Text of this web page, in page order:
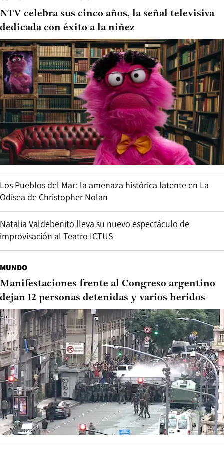
NTV celebra sus cinco años, la señal televisiva
dedicada con éxito a la niñez
Los Pueblos del Mar: la amenaza histórica latente en La
Odisea de Christopher Nolan
Natalia Valdebenito lleva su nuevo espectáculo de
improvisación al Teatro ICTUS
MUNDO
Manifestaciones frente al Congreso argentino
dejan 12 personas detenidas y varios heridos